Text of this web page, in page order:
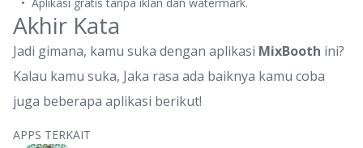
Akhir Kata
Jadi gimana, kamu suka dengan aplikasi MixBooth ini?
Kalau kamu suka, Jaka rasa ada baiknya kamu coba
juga beberapa aplikasi berikut!
APPS TERKAIT